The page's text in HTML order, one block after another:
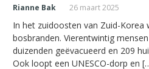
Rianne Bak 26 maart 2025
In het zuidoosten van Zuid-Korea
bosbranden. Vierentwintig
duizenden geëvacueerd en 209
Ook loopt een UNESCO-dorp en